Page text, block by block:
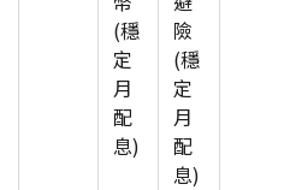
(穩
定
月
配
息)
險
(穩
定
月
配
息)